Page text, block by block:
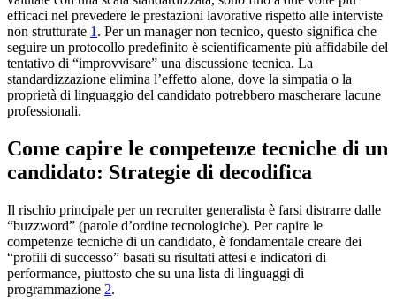
efficaci nel prevedere le prestazioni lavorative rispetto alle interviste
non strutturate 1 . Per un manager non tecnico, questo significa che
seguire un protocollo predefinito è scientificamente più affidabile del
tentativo di “improvvisare” una discussione tecnica. La
standardizzazione elimina l’effetto alone, dove la simpatia o la
proprietà di linguaggio del candidato potrebbero mascherare lacune
professionali.
Come capire le competenze tecniche di un
candidato: Strategie di decodifica
Il rischio principale per un recruiter generalista è farsi distrarre dalle
“buzzword” (parole d’ordine tecnologiche). Per capire le
competenze tecniche di un candidato, è fondamentale creare dei
“profili di successo” basati su risultati attesi e indicatori di
performance, piuttosto che su una lista di linguaggi di
programmazione 2.